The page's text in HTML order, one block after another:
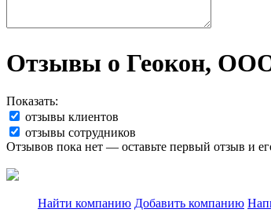
Отзывы о Геокон,
Показать:
отзывы клиентов
отзывы сотрудников
Отзывов пока нет — оставьте первый отзыв и
Найти компанию Добавить компанию